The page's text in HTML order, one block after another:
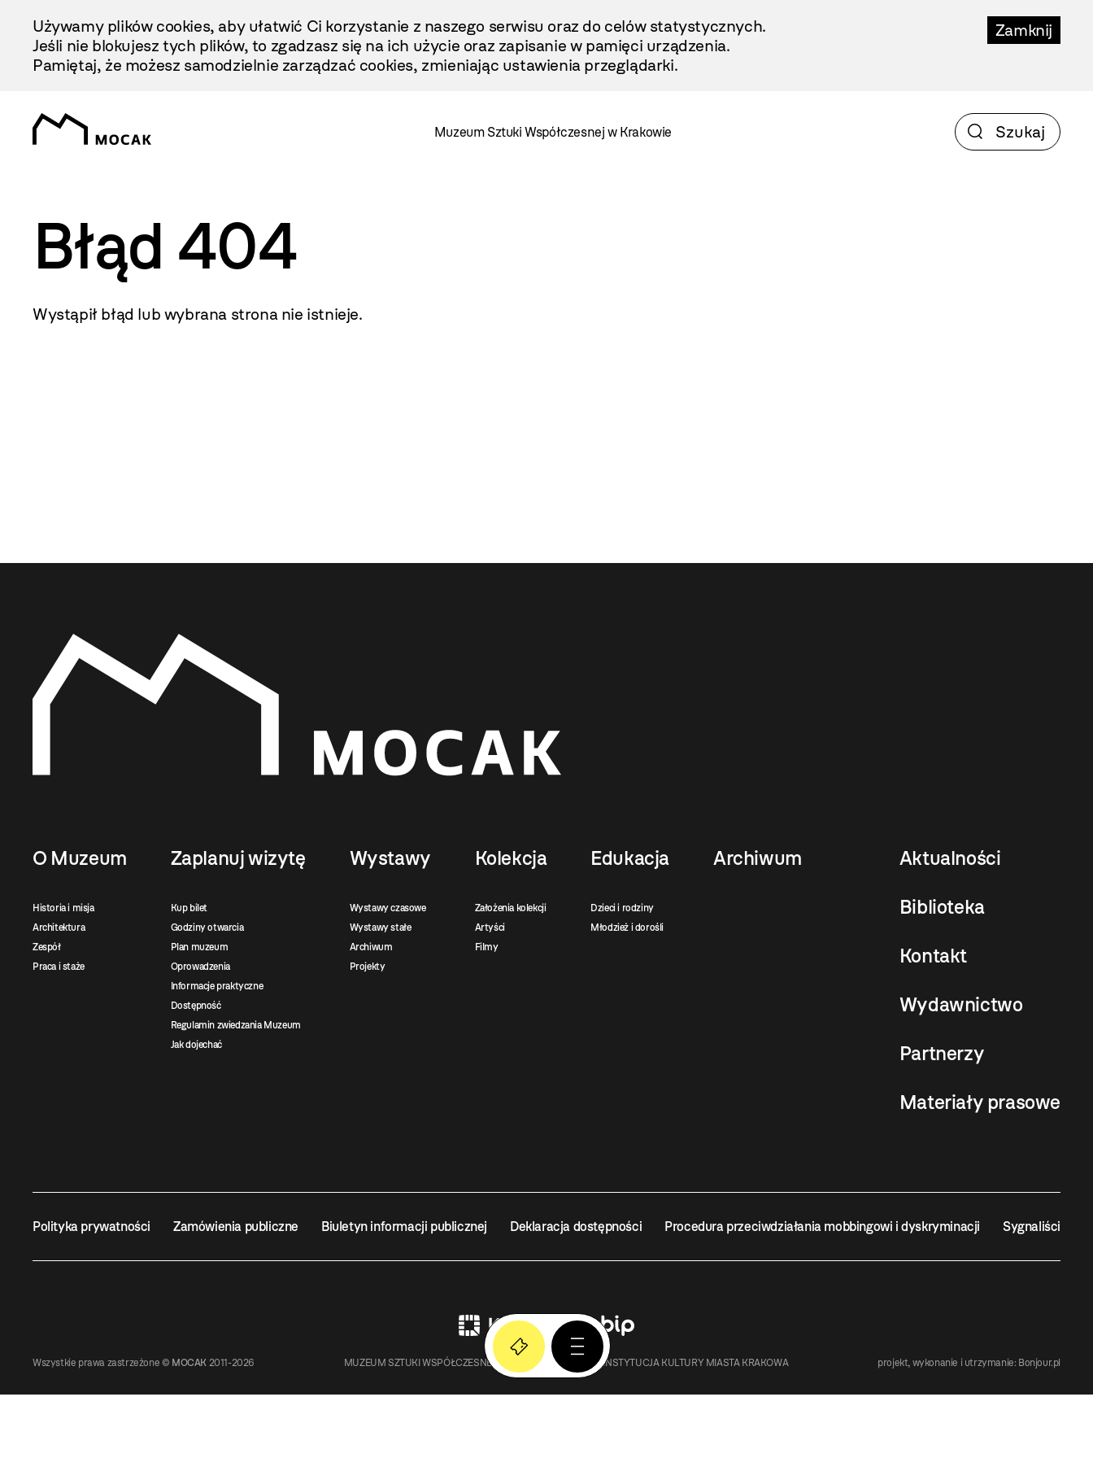
Treści
Zamknij
Używamy plików cookies, aby ułatwić Ci korzystanie z naszego serwisu oraz do celów statystycznych.
Jeśli nie blokujesz tych plików, to zgadzasz się na ich użycie oraz zapisanie w pamięci urządzenia.
Pamiętaj, że możesz samodzielnie zarządzać cookies, zmieniając ustawienia przeglądarki.
Muzeum Sztuki Współczesnej w Krakowie
Błąd 404
Wystąpił błąd lub wybrana strona nie istnieje.
O Muzeum
Historia i misja
Architektura
Zespół
Praca i staże
Zaplanuj wizytę
Kup bilet
Godziny otwarcia
Plan muzeum
Oprowadzenia
Informacje praktyczne
Dostępność
Regulamin zwiedzania Muzeum
Jak dojechać
Wystawy
Wystawy czasowe
Wystawy stałe
Archiwum
Projekty
Kolekcja
Założenia kolekcji
Artyści
Filmy
Edukacja
Dzieci i rodziny
Młodzież i dorośli
Archiwum Aktualności
Biblioteka
Kontakt
Wydawnictwo
Partnerzy
Materiały prasowe
Polityka prywatności Zamówienia publiczne Biuletyn informacji publicznej Deklaracja dostępności Procedura przeciwdziałania mobbingowi i dyskryminacji Sygnaliści
Wszystkie prawa zastrzeżone © MOCAK 2011-2026 MUZEUM SZTUKI WSPÓŁCZESNEJ W KRAKOWIE MOCAK – INSTYTUCJA KULTURY MIASTA KRAKOWA projekt, wykonanie i utrzymanie: Bonjour.pl